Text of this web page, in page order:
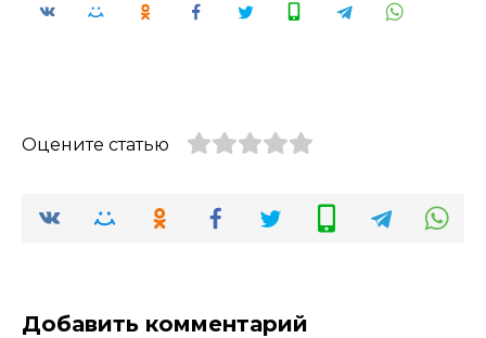
Оцените статью
Добавить комментарий